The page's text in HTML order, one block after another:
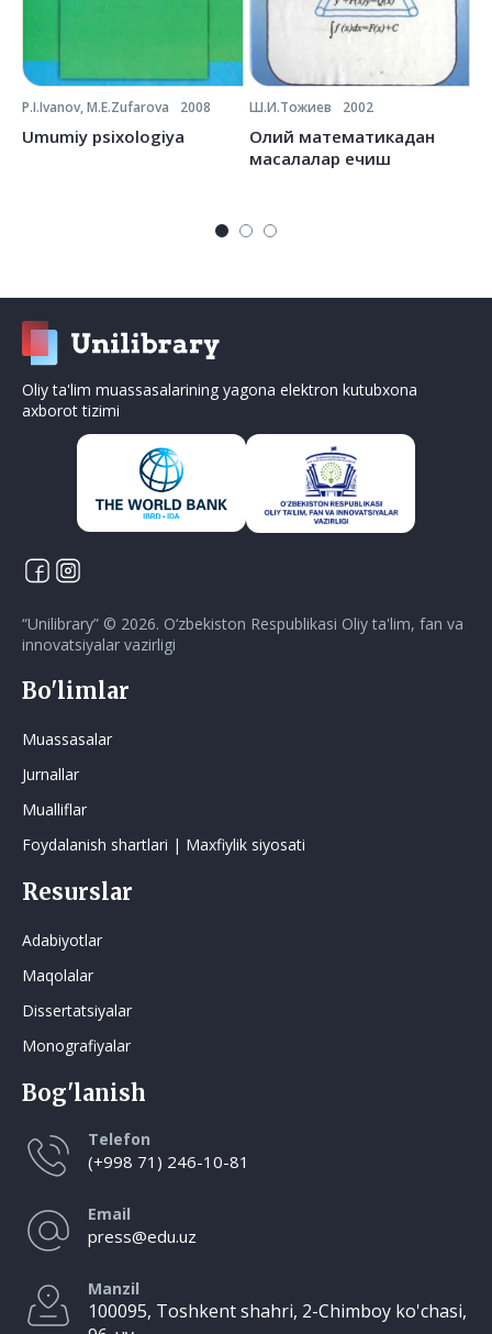
P.I.Ivanov, M.E.Zufarova 2008
Umumiy psixologiya
Ш.И.Тожиев 2002
Олий математикадан
масалалар ечиш
Bog'lanish
Telefon
(+998 71) 246-10-81
Email
press@edu.uz
Manzil
100095, Toshkent shahri, 2-Chimboy ko'chasi,
Bo'limlar
Muassasalar
Jurnallar
Mualliflar
Foydalanish shartlari | Maxfiylik siyosati
Resurslar
Adabiyotlar
Maqolalar
Dissertatsiyalar
Monografiyalar
Oliy ta'lim muassasalarining yagona elektron kutubxona
axborot tizimi
“Unilibrary” © 2026. O‘zbekiston Respublikasi Oliy ta'lim, fan va
innovatsiyalar vazirligi